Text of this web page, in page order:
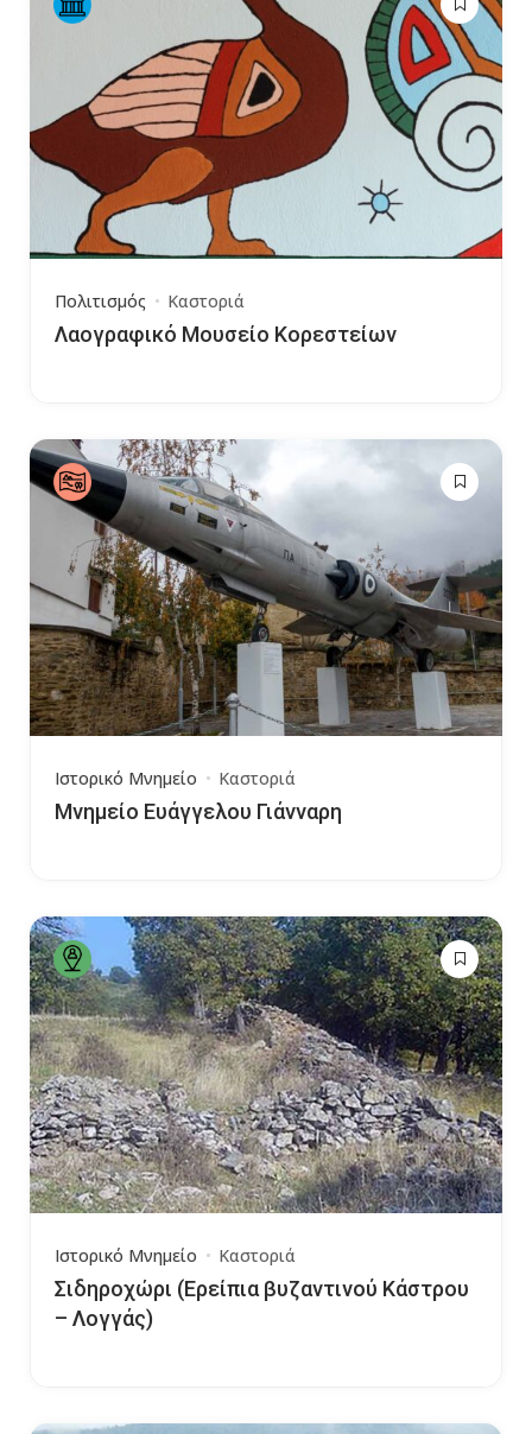
Πολιτισμός Καστοριά
Λαογραφικό Μουσείο Κορεστείων
Ιστορικό Μνημείο Καστοριά
Μνημείο Ευάγγελου Γιάνναρη
Ιστορικό Μνημείο Καστοριά
Σιδηροχώρι (Ερείπια βυζαντινού Κάστρου
– Λογγάς)